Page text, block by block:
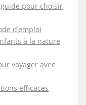
pour choisir
d’emploi
à la nature
voyager avec
efficaces